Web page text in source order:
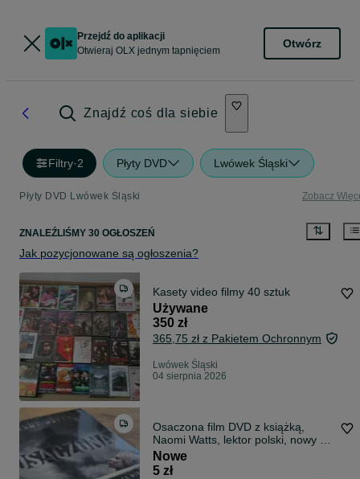
Przejdź do aplikacji
Otwieraj OLX jednym tapnięciem
Otwórz
Znajdź coś dla siebie
Filtry·2 Płyty DVD Lwówek Śląski
Płyty DVD Lwówek Śląski Zobacz
ZNALEŹLIŚMY 30 OGŁOSZEŃ
Jak pozycjonowane są ogłoszenia?
Kasety video filmy 40 sztuk
Używane
350 zł
365,75 zł z Pakietem Ochronnym
Lwówek Śląski
04 sierpnia 2026
Osaczona film DVD z książką,
Naomi Watts, lektor polski, nowy w
folii!
Nowe
5 zł